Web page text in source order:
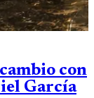
con
García